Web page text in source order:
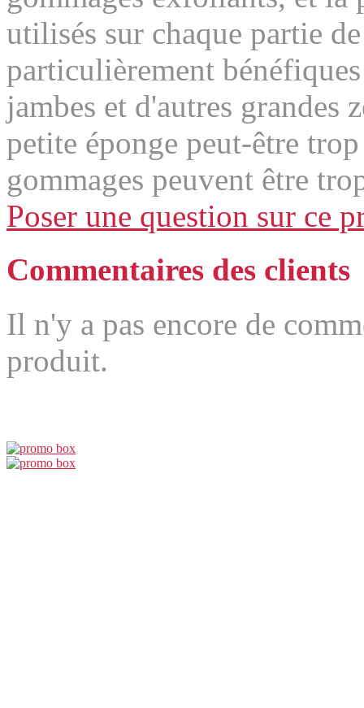
utilisés sur chaque partie
particulièrement
jambes et d'autres grandes
petite éponge peut-être
gommages peuvent être
Poser une question sur ce
Commentaires des clients
Il n'y a pas encore de
produit.